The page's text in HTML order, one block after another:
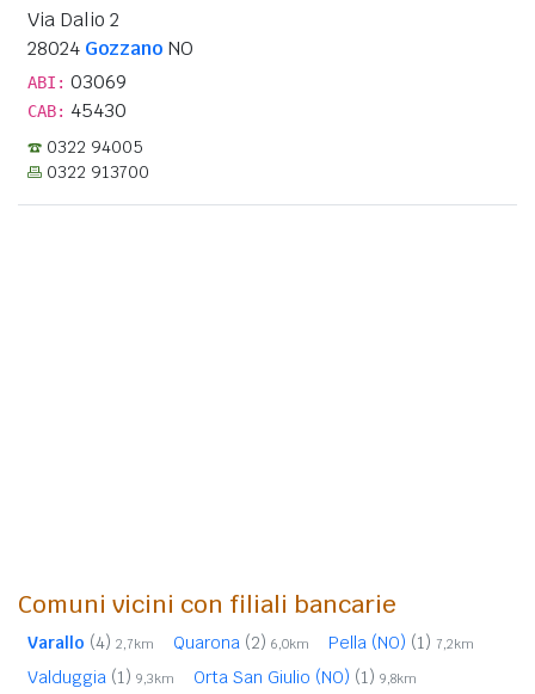
Via Dalio 2
28024 Gozzano NO
ABI: 03069
CAB: 45430
0322 94005
0322 913700
Comuni vicini con filiali bancarie
Varallo (4) 2,7km Quarona (2) 6,0km Pella (NO) (1) 7,2km
Valduggia (1) 9,3km Orta San Giulio (NO) (1) 9,8km